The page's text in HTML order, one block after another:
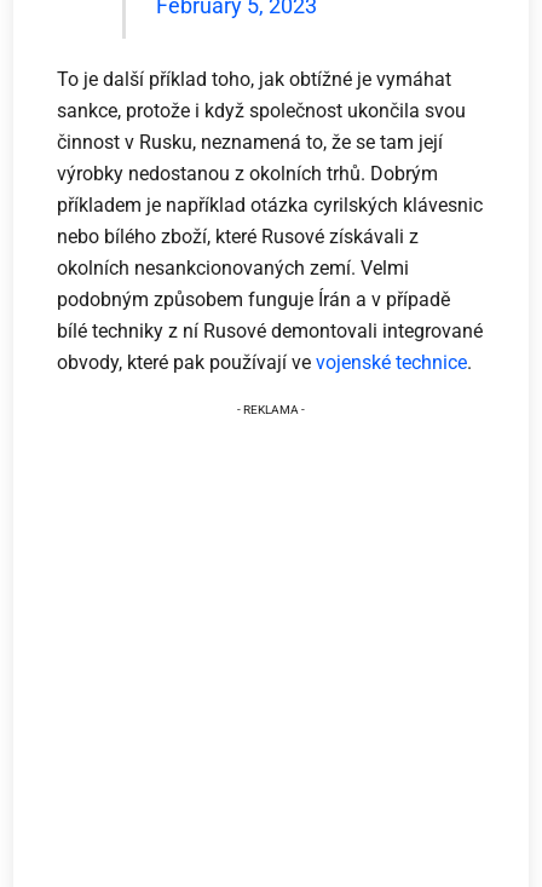
February 5, 2023
To je další příklad toho, jak obtížné je vymáhat
sankce, protože i když společnost ukončila svou
činnost v Rusku, neznamená to, že se tam její
výrobky nedostanou z okolních trhů. Dobrým
příkladem je například otázka cyrilských klávesnic
nebo bílého zboží, které Rusové získávali z
okolních nesankcionovaných zemí. Velmi
podobným způsobem funguje Írán a v případě
bílé techniky z ní Rusové demontovali integrované
obvody, které pak používají vevojenské technice.